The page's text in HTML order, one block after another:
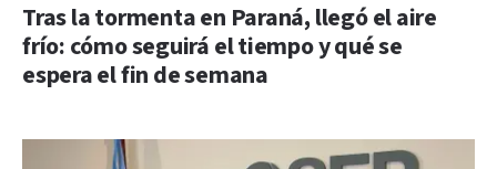
Tras la tormenta en Paraná, llegó el aire
frío: cómo seguirá el tiempo y qué se
espera el fin de semana